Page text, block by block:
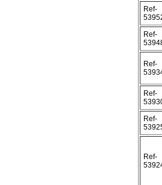
Ref-
Ref-
Ref-
Ref-
Ref-
Ref-